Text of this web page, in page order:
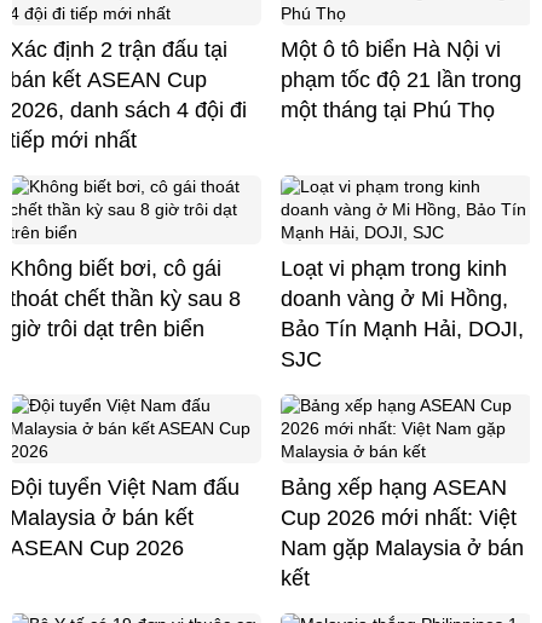
Xác định 2 trận đấu tại
bán kết ASEAN Cup
2026, danh sách 4 đội đi
tiếp mới nhất
Một ô tô biển Hà Nội vi
phạm tốc độ 21 lần trong
một tháng tại Phú Thọ
Không biết bơi, cô gái
thoát chết thần kỳ sau 8
giờ trôi dạt trên biển
Loạt vi phạm trong kinh
doanh vàng ở Mi Hồng,
Bảo Tín Mạnh Hải, DOJI,
SJC
Đội tuyển Việt Nam đấu
Malaysia ở bán kết
ASEAN Cup 2026
Bảng xếp hạng ASEAN
Cup 2026 mới nhất: Việt
Nam gặp Malaysia ở bán
kết